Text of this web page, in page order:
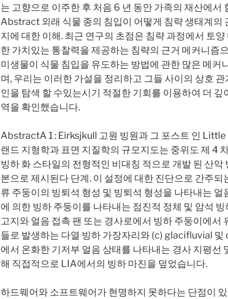
는 고향으로 이주한 후 처음 6 년 동안 가족의 재산에서
Abstract 외래 식물 종의 침입이 어떻게 침략 생태계의
지에 대한 이해. 최근 연구의 초점은 침략 과정에서 토양
한 가치있는 통찰력을 제공하는 침략의 근거 메커니즘
미생물이 식물 침입을 유도하는 방법에 관한 많은 메커
며, 우리는 이러한 가설을 정리하고 그들 사이의 상호
인을 탐색 할 수있는시기 적절한 기회를 이용하여 더 깊
역을 확인했습니다.
AbstractA 1 : Eirksjkull 고원 빙원과 그 포스트 인
랜드 지형학과 표면 지질학의 규모지도는 중위도 제 4
빙하 화 스타일의 전형적인 비대칭 적으로 개발 된 산악
본으로 제시된다 단계. 이 설정에 대한 진단으로 간주되
류 주둥이의 빙퇴석 형성 및 빙퇴석 형성을 나타내는 얼
에 의한 빙하 주둥이를 나타내는 점진적 정체 및 암석
고지와 얼음 접촉 팬 또는 경사로에서 빙하 주둥이에서
들로 발생하는 다열 빙하 가장자리와 (c) glacifluvial 및
에서 온화한 기저부 얼음 상태를 나타내는 경사 지평선
해 직접적으로 LIA에서의 빙하 마진을 덮었습니다.
하드웨어와 소프트웨어가 현명하지 못하다는 단점이